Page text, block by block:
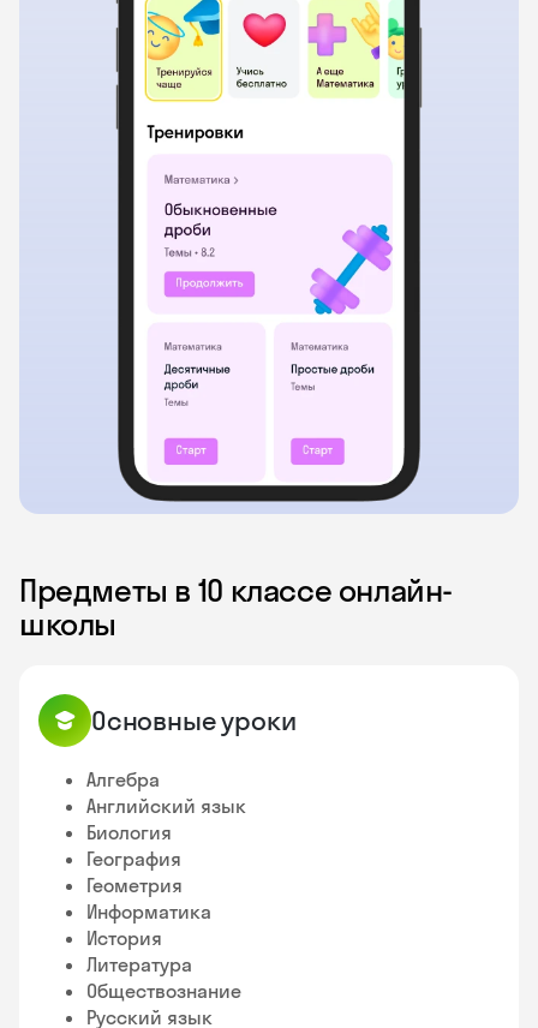
Предметы в 10 классе онлайн-
школы
Основные уроки
Алгебра
Английский язык
Биология
География
Геометрия
Информатика
История
Литература
Обществознание
Русский язык